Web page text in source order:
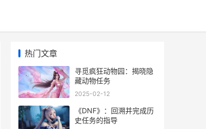
热门文章
寻觅疯狂动物园：揭晓隐
藏动物任务
2025-02-12
《DNF》：回溯并完成历
史任务的指导